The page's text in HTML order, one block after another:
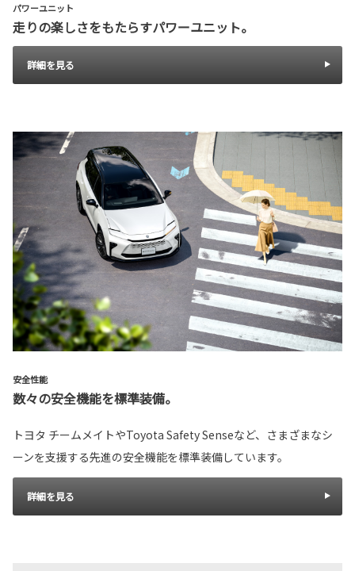
パワーユニット
走りの楽しさをもたらすパワーユニット。
詳細を見る
安全性能
数々の安全機能を標準装備。
トヨタ チームメイトやToyota Safety Senseなど、さまざまなシ
ーンを支援する先進の安全機能を標準装備しています。
詳細を見る